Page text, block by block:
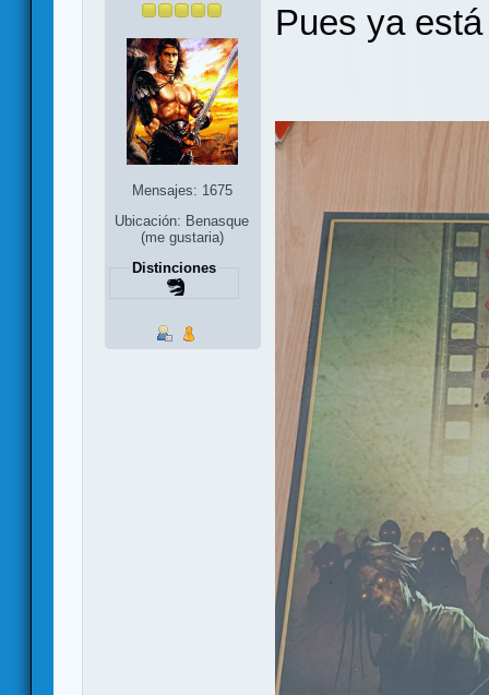
Mensajes: 1675
Ubicación: Benasque
(me gustaria)
Distinciones
Pues ya